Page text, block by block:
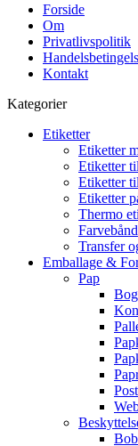
Forside
Om
Privatlivspolitik
Kontakt
Kategorier
Etiketter
Etiketter
Etiketter
Etiketter
Etiketter
Thermo
Farvebånd
Transfer
Emballage &
Pap